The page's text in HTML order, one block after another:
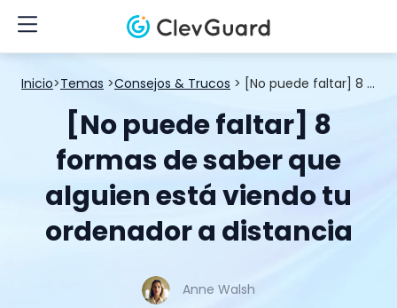
Inicio>Temas >Consejos & Trucos > [No puede faltar] 8 formas de saber que alguien está viendo tu ordenador a distancia
[No puede faltar] 8
formas de saber que
alguien está viendo tu
ordenador a distancia
Anne Walsh